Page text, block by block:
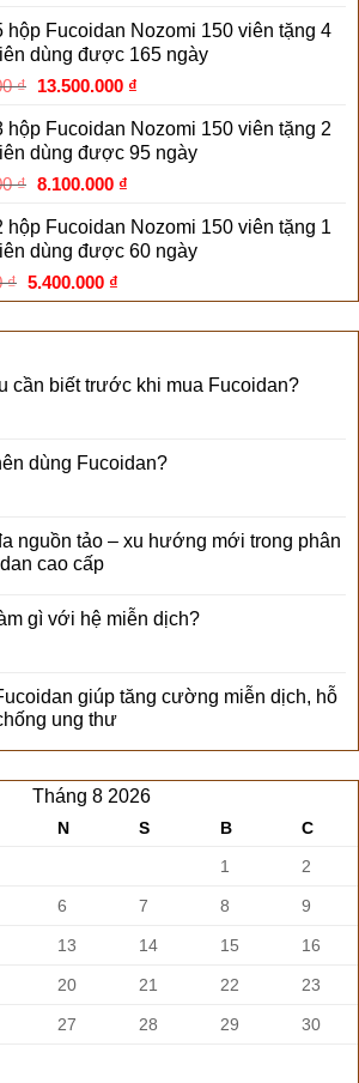
là:
37.800.000 ₫.
tại
là:
27.000.000 ₫.
hộp Fucoidan Nozomi 150 viên tặng 4
dùng được 165 ngày
₫ Giá
là:
18.900.000 ₫.
13.500.000 ₫Giá
tại
là:
hộp Fucoidan Nozomi 150 viên tặng 2
dùng được 95 ngày
₫ Giá
là:
10.800.000 ₫.
8.100.000 ₫Giá
tại
là:
hộp Fucoidan Nozomi 150 viên tặng 1
dùng được 60 ngày
₫ Giá
gốc
là:
5.400.000 ₫Giá
hiện
tại
5.400.000 ₫.
cần biết trước khi mua Fucoidan?
dùng Fucoidan?
nguồn tảo – xu hướng mới trong phân
cao cấp
gì với hệ miễn dịch?
giúp tăng cường miễn dịch, hỗ
ung thư
Tháng 8 2026
N S B
C
1
2
6 7 8 9
13 14 15 16
20 21 22 23
27 28 29 30